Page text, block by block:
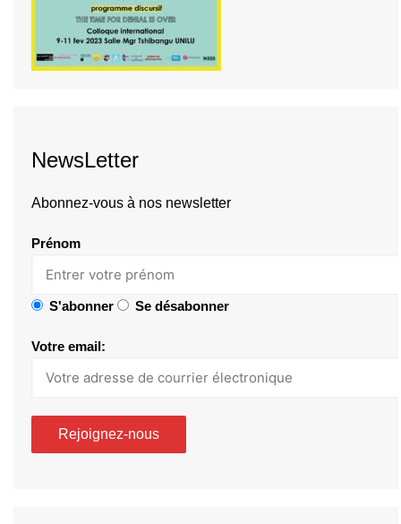
NewsLetter
Abonnez-vous à nos newsletter
Prénom
S'abonner Se désabonner
Votre email: